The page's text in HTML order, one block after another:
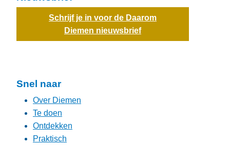
Schrijf je in voor de Daarom
Diemen nieuwsbrief
Snel naar
Over Diemen
Te doen
Ontdekken
Praktisch